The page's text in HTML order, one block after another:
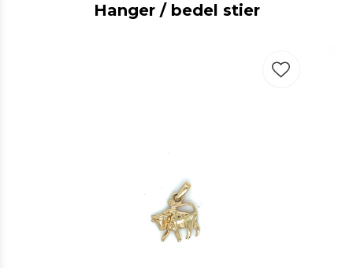
Hanger / bedel stier